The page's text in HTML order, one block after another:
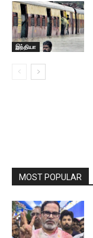
இந்தியா
MOST POPULAR